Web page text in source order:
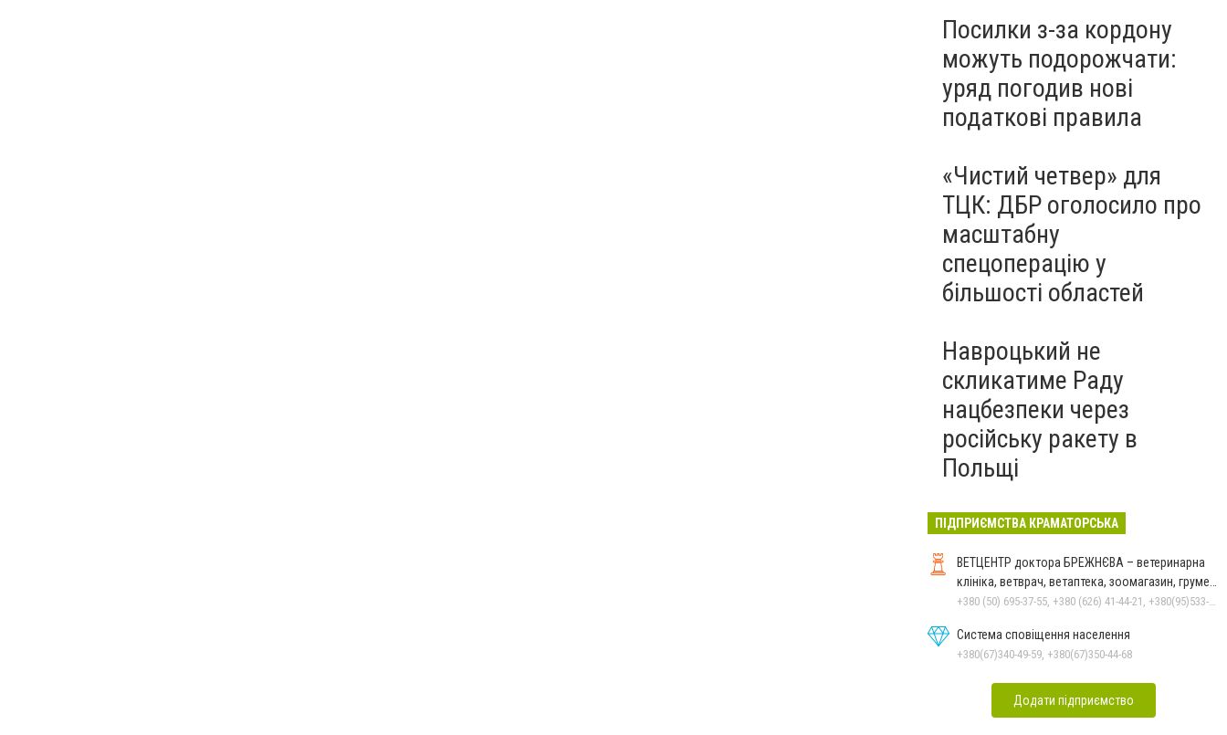
Посилки з-за кордону
можуть подорожчати:
уряд погодив нові
податкові правила
«Чистий четвер» для
ТЦК: ДБР оголосило про
масштабну
спецоперацію у
більшості областей
Навроцький не
скликатиме Раду
нацбезпеки через
російську ракету в
Польщі
ПІДПРИЄМСТВА КРАМАТОРСЬКА
ВЕТЦЕНТР доктора БРЕЖНЄВА – ветеринарна
клініка, ветврач, ветаптека, зоомагазин, грумер,
стрижки.
+380 (50) 695-37-55, +380 (626) 41-44-21, +380(95)533-90-03
Система сповіщення населення
+380(67)340-49-59, +380(67)350-44-68
Додати підприємство